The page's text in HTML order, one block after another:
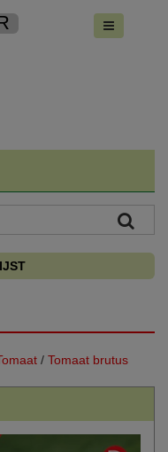
/ Tomaat brutus